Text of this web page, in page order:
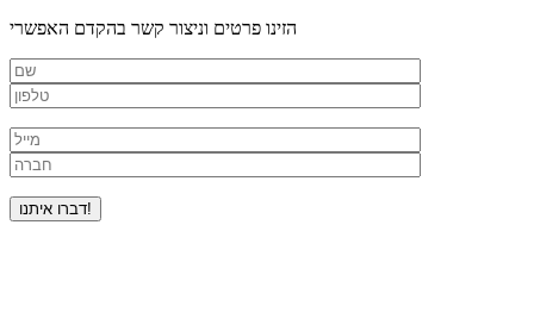
הזינו פרטים וניצור קשר בהקדם האפשרי